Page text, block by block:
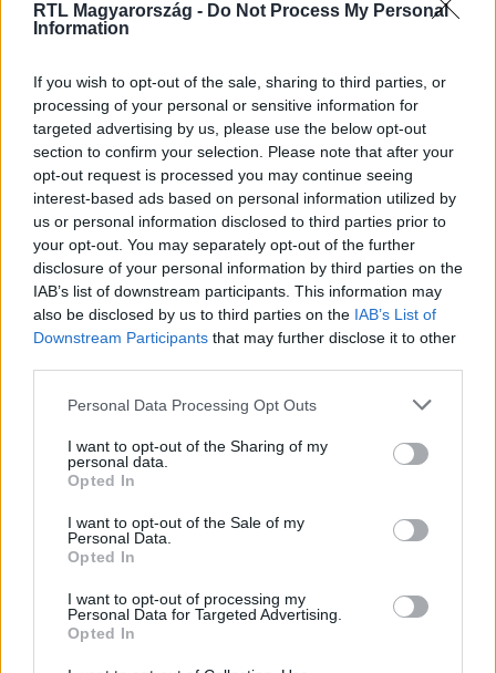
RTL Magyarország - Do Not Process My Personal
Information
If you wish to opt-out of the sale, sharing to third parties, or
processing of your personal or sensitive information for
targeted advertising by us, please use the below opt-out
section to confirm your selection. Please note that after your
opt-out request is processed you may continue seeing
interest-based ads based on personal information utilized by
us or personal information disclosed to third parties prior to
your opt-out. You may separately opt-out of the further
disclosure of your personal information by third parties on the
IAB’s list of downstream participants. This information may
also be disclosed by us to third parties on the IAB’s List of
Downstream Participants that may further disclose it to other
Please note that this website/app uses one or more Google
not limited to your visit or usage behaviour. You may click to
grant or deny consent to Google and its third-party tags to
use your data for below specified purposes in below Google
consent section.
Personal Data Processing Opt Outs
I want to opt-out of the Sharing of my
personal data.
Opted In
I want to opt-out of the Sale of my
Personal Data.
Opted In
I want to opt-out of processing my
Personal Data for Targeted Advertising.
Opted In
Facebookon is!
Követem
#SURVIVOR #VIDEÓ #ELŐZETESEK
#MAKRA VIVIEN #KISS JÁNOS #PUSZTAI ZSOMBOR
#SZARKA ZSOMBI #ELŐZETES #22. RÉSZ
SAMA-SAMA
Népszerű